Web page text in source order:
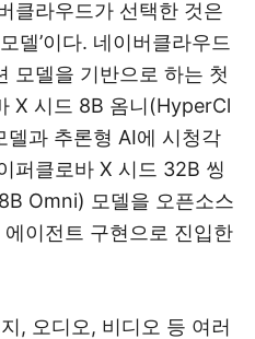
클라우드가 선택한 것은
델’이다. 네이버클라우드
모델을 기반으로 하는 첫
X 시드 8B 옴니(HyperCl
과 추론형 AI에 시청각
퍼클로바 X 시드 32B 씽
Omni) 모델을 오픈소스
이전트 구현으로 진입한
, 오디오, 비디오 등 여러